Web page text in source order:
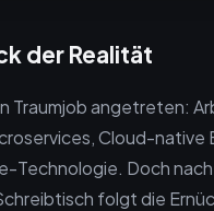
der Realität
Traumjob angetreten:
Cloud-native
Technologie. Doch
folgt die